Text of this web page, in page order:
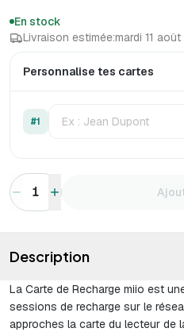
En stock
Livraison estimée:mardi 11 août
Personnalise tes cartes
#1
1
Description
La Carte de Recharge miio est
sessions de recharge sur le
approches la carte du lecteur de